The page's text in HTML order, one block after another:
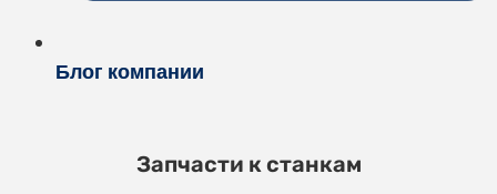
Блог компании
Запчасти к станкам